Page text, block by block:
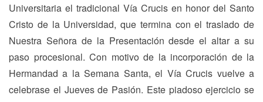
Universitaria el tradicional Vía Crucis en honor del Santo
Cristo de la Universidad, que termina con el traslado de
Nuestra Señora de la Presentación desde el altar a su
paso procesional. Con motivo de la incorporación de la
Hermandad a la Semana Santa, el Vía Crucis vuelve a
celebrase el Jueves de Pasión. Este piadoso ejercicio se